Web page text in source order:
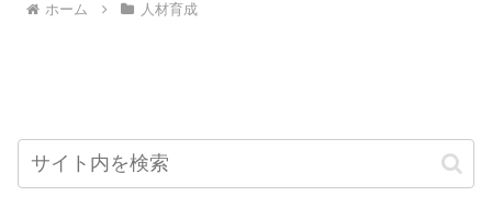
ホーム 人材育成